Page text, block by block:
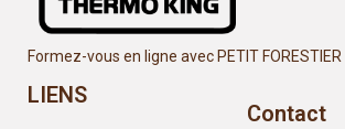
Formez-vous en ligne avec PETIT FORESTIER
LIENS
Contact